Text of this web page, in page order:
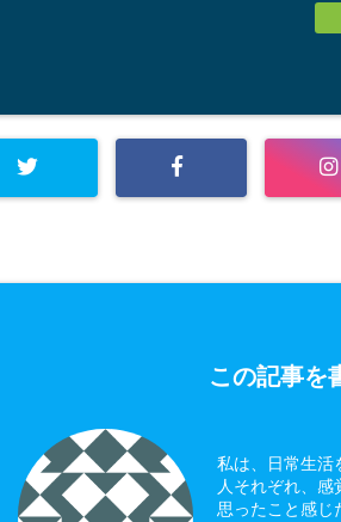
この記事を
私は、日常生活
人それぞれ、
思ったこと感じ